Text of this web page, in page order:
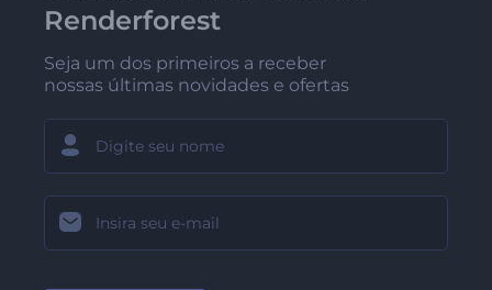
Renderforest
Seja um dos primeiros a receber
nossas últimas novidades e ofertas